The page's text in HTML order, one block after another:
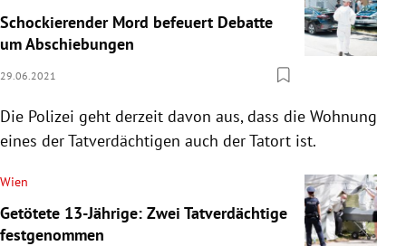
Schockierender Mord befeuert Debatte
um Abschiebungen
29.06.2021
Die Polizei geht derzeit davon aus, dass die Wohnung
eines der Tatverdächtigen auch der Tatort ist.
Wien
Getötete 13-Jährige: Zwei Tatverdächtige
festgenommen